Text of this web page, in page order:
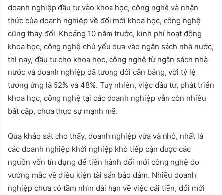
doanh nghiệp đầu tư vào khoa học, công nghệ và nhận
thức của doanh nghiệp về đổi mới khoa học, công nghệ
cũng thay đổi. Khoảng 10 năm trước, kinh phí hoạt động
khoa học, công nghệ chủ yếu dựa vào ngân sách nhà nước,
thì nay, đầu tư cho khoa học, công nghệ từ ngân sách nhà
nước và doanh nghiệp đã tương đối cân bằng, với tỷ lệ
tương ứng là 52% và 48%. Tuy nhiên, việc đầu tư, phát triển
khoa học, công nghệ tại các doanh nghiệp vẫn còn nhiều
bất cập, chưa thực sự mạnh mẽ.
Qua khảo sát cho thấy, doanh nghiệp vừa và nhỏ, nhất là
các doanh nghiệp khởi nghiệp khó tiếp cận được các
nguồn vốn tín dụng để tiến hành đổi mới công nghệ do
vướng mắc về điều kiện tài sản bảo đảm. Nhiều doanh
nghiệp chưa có tầm nhìn dài hạn về việc cải tiến, đổi mới